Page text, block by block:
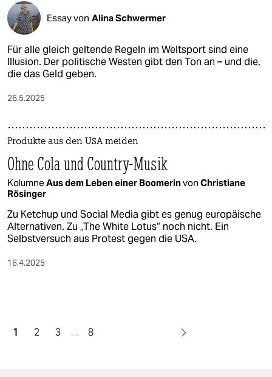
Essay von Alina Schwermer
Für alle gleich geltende Regeln im Weltsport sind eine
Illusion. Der politische Westen gibt den Ton an – und die,
die das Geld geben.
26.5.2025
Produkte aus den USA meiden
Ohne Cola und Country-Musik
KolumneAus dem Leben einer Boomerinvon Christiane
Rösinger
Zu Ketchup und Social Media gibt es genug europäische
Alternativen. Zu „The White Lotus“ noch nicht. Ein
Selbstversuch aus Protest gegen die USA.
16.4.2025
1 2 3 … 8